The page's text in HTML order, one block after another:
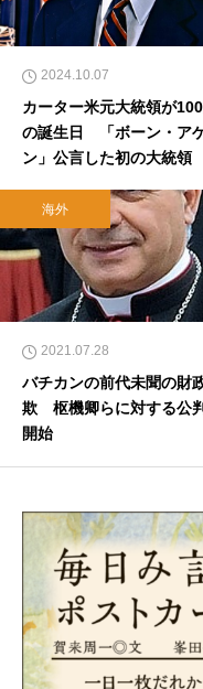
2024.10.07
カーター米元大統領が
の誕生日 「ボーン・ア
ン」公言した初の大統領
海外
2021.07.28
バチカンの前代未聞の財
欺 枢機卿らに対する公
開始